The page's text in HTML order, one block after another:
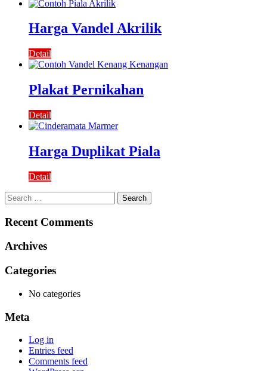
Harga Vandel Akrilik
Detail
Plakat Pernikahan
Detail
Harga Duplikat Piala
Detail
Search
for:
Recent Comments
Archives
Categories
No categories
Meta
Log in
Entries feed
Comments feed